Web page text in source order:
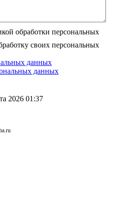
обработки персональных
своих персональных
данных
данных
2026 01:37